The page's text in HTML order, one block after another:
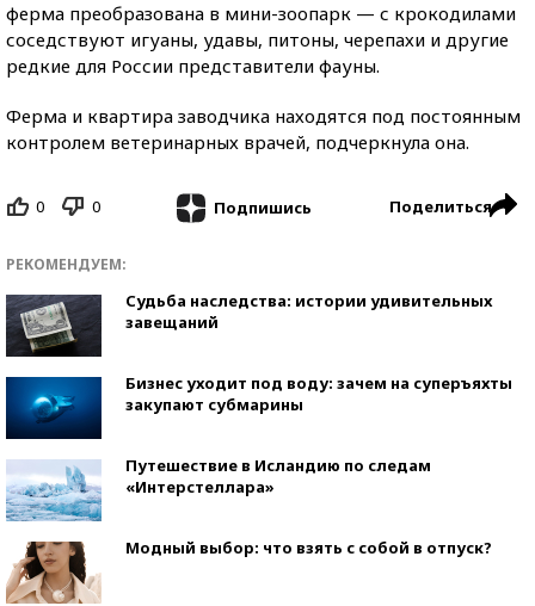
ферма преобразована в мини-зоопарк — с крокодилами
соседствуют игуаны, удавы, питоны, черепахи и другие
редкие для России представители фауны.
Ферма и квартира заводчика находятся под постоянным
контролем ветеринарных врачей, подчеркнула она.
0 0 Подпишись Поделиться
РЕКОМЕНДУЕМ:
Судьба наследства: истории удивительных
завещаний
Бизнес уходит под воду: зачем на суперъяхты
закупают субмарины
Путешествие в Исландию по следам
«Интерстеллара»
Модный выбор: что взять с собой в отпуск?